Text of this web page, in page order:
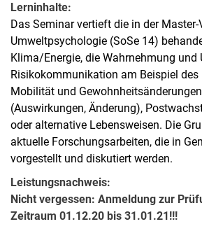
Lerninhalte:
Das Seminar vertieft die in der Master-
Umweltpsychologie (SoSe 14)
Klima/Energie, die Wahrnehmung und
Risikokommunikation am Beispiel
Mobilität und
(Auswirkungen, Änderung),
oder alternative Lebensweisen. Die
aktuelle Forschungsarbeiten, die in
vorgestellt und diskutiert werden.
Leistungsnachweis:
Nicht vergessen: Anmeldung zur
Zeitraum 01.12.20 bis 31.01.21!!!